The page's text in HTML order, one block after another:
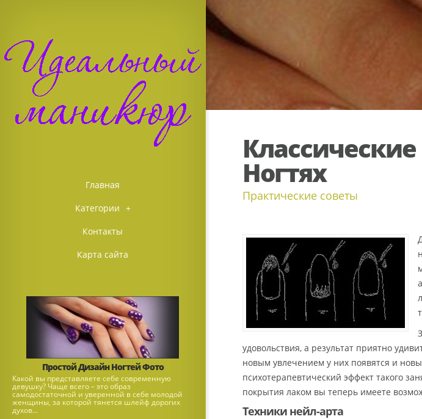
Главная
Категории +
Контакты
Карта сайта
Простой Дизайн Ногтей Фото
Какой вы представляете себе современную
девушку? Чаще всего – это образ
самодостаточной и уверенной в себе молодой
женщины, за которой тянется шлейф дорогих
духов...
Ногтях
Практические советы
удовольствия, а результат приятно
новым увлечением у них появятся и
психотерапевтический эффект такого
покрытия лаком вы теперь имеете
Техники нейл-арта